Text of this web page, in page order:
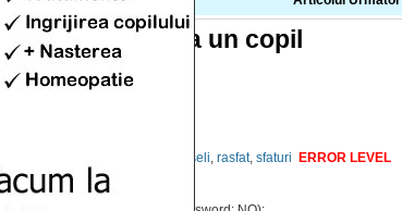
a nu avea un copil
0 Comments
greseli, rasfat, sfaturi ERROR LEVEL